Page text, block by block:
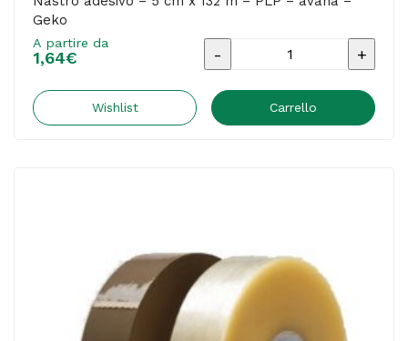
Geko
A partire da
1,64€
Nastro
-
-
-
Wishlist Carrello